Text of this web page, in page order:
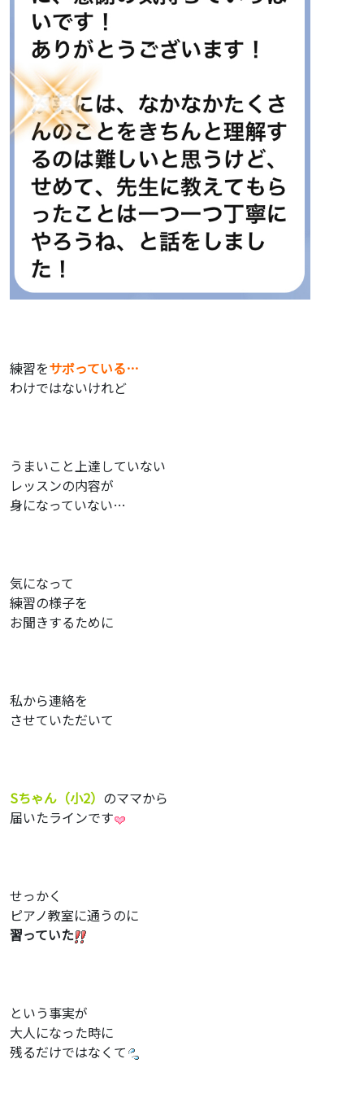
練習をサボっている…
わけではないけれど
うまいこと上達していない
レッスンの内容が
身になっていない…
気になって
練習の様子を
お聞きするために
私から連絡を
させていただいて
Sちゃん（小2） のママから
届いたラインです
せっかく
ピアノ教室に通うのに
習っていた
という事実が
大人になった時に
残るだけではなくて